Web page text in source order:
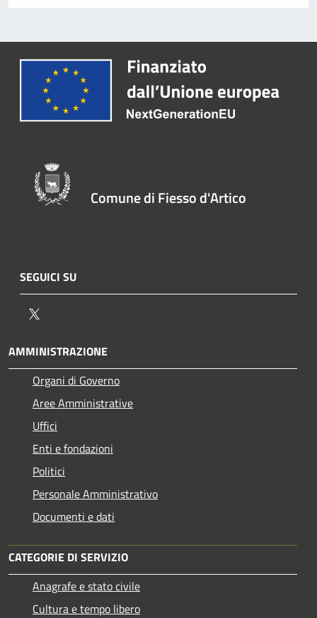
Comune di Fiesso d'Artico
SEGUICI SU
AMMINISTRAZIONE
Organi di Governo
Aree Amministrative
Uffici
Enti e fondazioni
Politici
Personale Amministrativo
Documenti e dati
CATEGORIE DI SERVIZIO
Anagrafe e stato civile
Cultura e tempo libero